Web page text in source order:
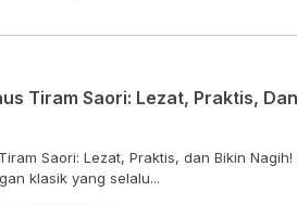
Tiram Saori: Lezat, Praktis,
Saori: Lezat, Praktis, dan Bikin Nagih!
klasik yang selalu...